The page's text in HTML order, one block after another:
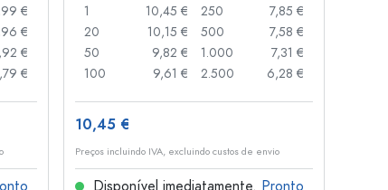
€
€
€
€
1
10,45 €
20
10,15 €
50
9,82 €
100
9,61 €
250
7,85 €
500
7,58 €
1.000
7,31 €
2.500
6,28 €
10,45 €
Preços incluindo IVA, excluindo custos de envio